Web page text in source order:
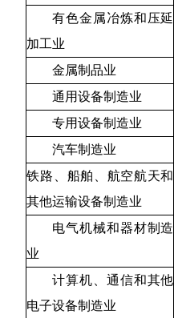
有色金属冶炼和压延
加工业
金属制品业
通用设备制造业
专用设备制造业
汽车制造业
铁路、船舶、航空航天和
其他运输设备制造业
电气机械和器材制造
业
计算机、通信和其他
电子设备制造业